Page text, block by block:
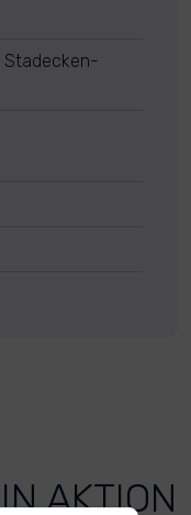
Stadecken-
AKTION